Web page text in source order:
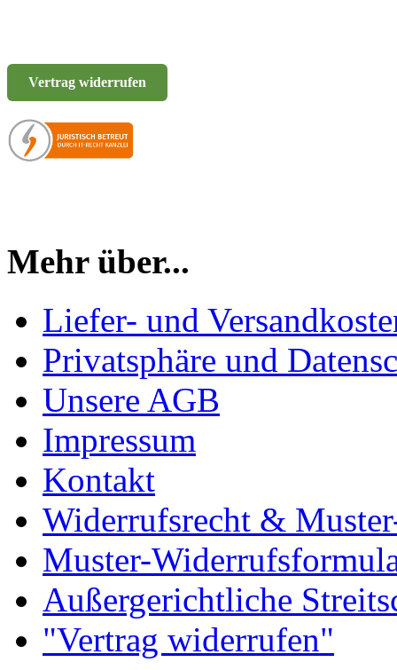
Vertrag widerrufen
Mehr über...
Liefer- und
Privatsphäre und
Unsere AGB
Impressum
Kontakt
Widerrufsrecht &
Muster-
Außergerichtliche
"Vertrag widerrufen"